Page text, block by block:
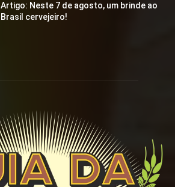
Artigo: Neste 7 de agosto, um brinde ao
Brasil cervejeiro!